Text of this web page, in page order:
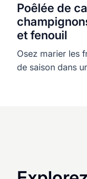
Poêlée de
et fenouil
Osez marier les
de saison dans